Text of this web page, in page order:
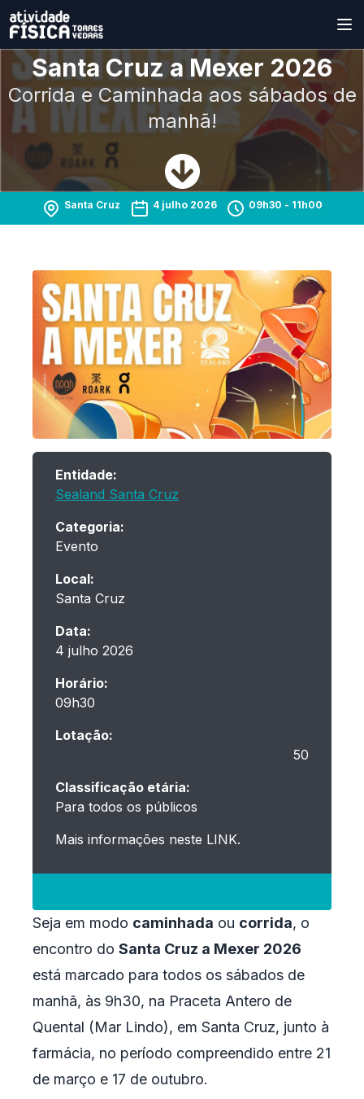
Santa Cruz a Mexer 2026
Corrida e Caminhada aos sábados de
manhã!
Santa Cruz 4 julho 2026 09h30 - 11h00
Entidade:
Sealand Santa Cruz
Categoria:
Evento
Local:
Santa Cruz
Data:
4 julho 2026
Horário:
09h30
Lotação:
50
Classificação etária:
Para todos os públicos
Mais informações neste LINK.
Seja em modo caminhada ou corrida, o
encontro do Santa Cruz a Mexer 2026
está marcado para todos os sábados de
manhã, às 9h30, na Praceta Antero de
Quental (Mar Lindo), em Santa Cruz, junto à
farmácia, no período compreendido entre 21
de março e 17 de outubro.